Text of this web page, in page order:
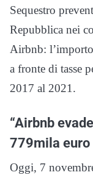
Sequestro
Repubblica nei
Airbnb:
a fronte di tasse
2017 al 2021.
“Airbnb
779mila euro
Oggi, 7